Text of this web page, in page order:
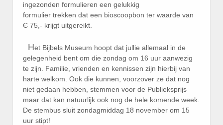
ingezonden formulieren een gelukkig
formulier trekken dat een bioscoopbon ter waarde van
Є 75,- krijgt uitgereikt.
Het Bijbels Museum hoopt dat jullie allemaal in de
gelegenheid bent om die zondag om 16 uur aanwezig
te zijn. Familie, vrienden en kennissen zijn hierbij van
harte welkom. Ook die kunnen, voorzover ze dat nog
niet gedaan hebben, stemmen voor de Publieksprijs
maar dat kan natuurlijk ook nog de hele komende week.
De stembus sluit zondagmiddag 18 november om 15
uur stipt!